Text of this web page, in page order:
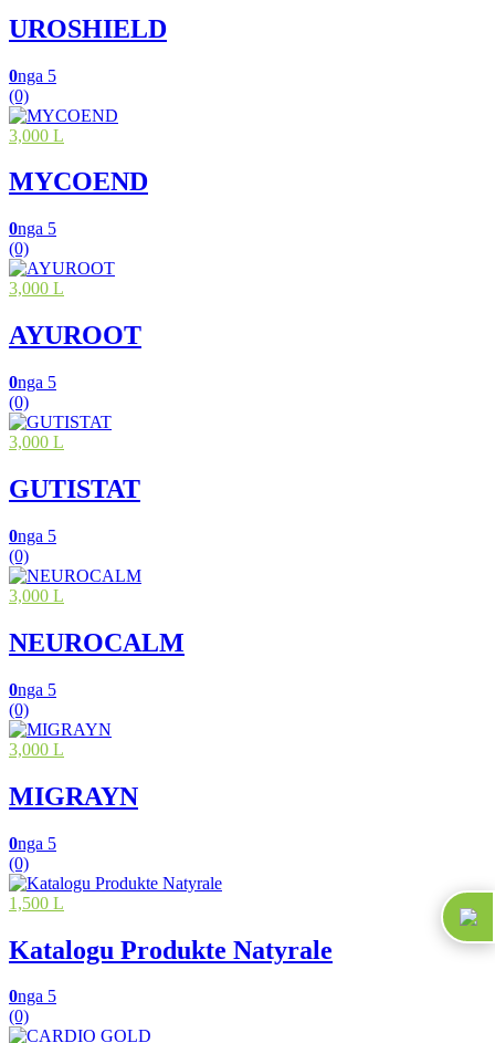
UROSHIELD
0nga 5
(0)
3,000 L
MYCOEND
0nga 5
(0)
3,000 L
AYUROOT
0nga 5
(0)
3,000 L
GUTISTAT
0nga 5
(0)
3,000 L
NEUROCALM
0nga 5
(0)
3,000 L
MIGRAYN
0nga 5
(0)
1,500 L
Katalogu Produkte Natyrale
0nga 5
(0)